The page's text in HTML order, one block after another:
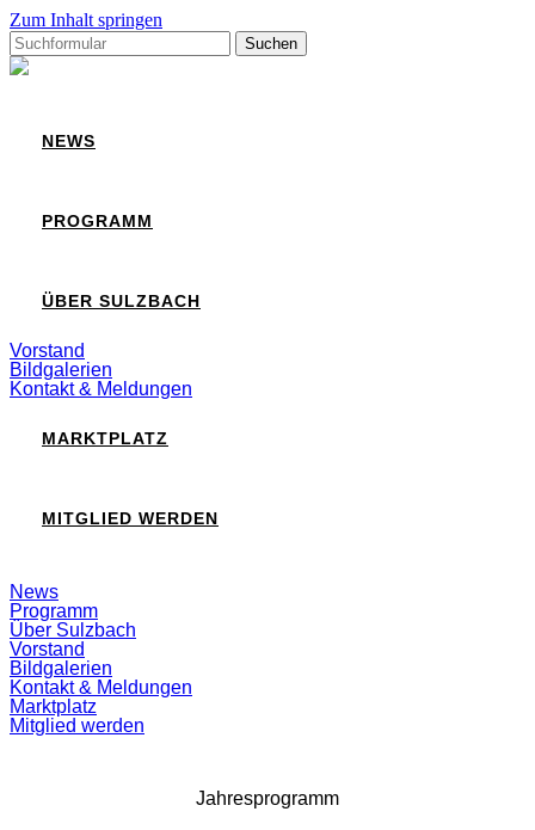
Zum Inhalt springen
Suchen
nach:
Sulzbach
NEWS
PROGRAMM
ÜBER SULZBACH
Vorstand
Bildgalerien
Kontakt & Meldungen
MARKTPLATZ
MITGLIED WERDEN
Suchfeld
ein-/ausblenden
News
Programm
Über Sulzbach
Vorstand
Bildgalerien
Kontakt & Meldungen
Marktplatz
Mitglied werden
Jahresprogramm